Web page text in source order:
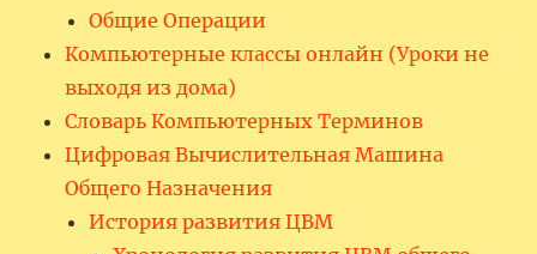
Общие Операции
Компьютерные классы онлайн (Уроки не
выходя из дома)
Словарь Компьютерных Терминов
Цифровая Вычислительная Машина
Общего Назначения
История развития ЦВМ